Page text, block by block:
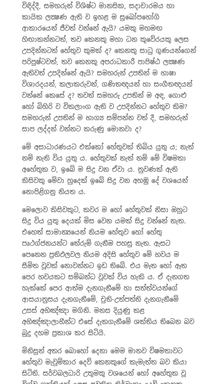
විඳිද්දී, සමහරුන් විශිෂ්ට මානසික, සදාචාරමය හා
කායික ලක්‍ෂණ ඇති ව ඉහළ ම සුඛෝපභෝගි
ආකාරයෙන් ජීවත් වන්නේ ඇයි? යමකු මහමඟ
හිඟාකන්නටත්, තව කෙනකු මහා ධන කුවේරයකු ලෙස
උපදින්නටත් හේතුව කුමක් ද? කෙනකු සාධු ගුණයන්ගෙන්
පරිපුෂ්ටවත්, තව කෙනකු අපරාධකාරී පාපිෂ්ඨ ලක්‍ෂණ
ඇතිවත් උපදින්නේ ඇයි? සමහරුන් උපතින් ම භාෂා
විශාරදයන්, කලාකරුවන්, ගණිතඥයන් හා සංගීතඥයන්
වන්නේ කෙසේ ද? තවත් සමහරු උපතින් ම අඳ, ගොළු
හෝ බිහිරි ව විකලාංග ඇති ව උපදින්නට හේතුව කිම?
සමහරුන් උපතින් ම භාග්‍ය සම්පන්න වත් දී, සමහරුන්
සාප ලද්දන් වන්නට කරුණු මොනවා ද?
මේ අසාධාරණයට එක්කෝ හේතුවක් තිබිය යුතු ය; නැත්
නම් නැති විය යුතු ය. හේතුවක් නැත් නම් මේ විෂමතා
අහේතුක ව, ඉබේ ම සිදු වන ඒවා ය. නුවණක් ඇති
කිසිවකු මේවා හුදෙක් ඉබේ සිදු වන අහඹු දේ වශයෙන්
නොපිළිගනු නියත ය.
මෙලොව කිසිවකුට, කවර ම හෝ හේතුවක් නිසා ඔහුට
සිදු විය යුතු දෙයක් මිස වෙන යමක් සිදු වන්නේ නැත.
එහෙත් සාමාන්‍යයෙන් නියම හේතුව හෝ හේතු
පෘථග්ජනයන්ට තේරුම් ගැනීම පහසු නැත. ඇසට
පෙනෙන ප්‍රතිඵලවල නියම අදිසි හේතුව මේ භවය ම
සීමිත වූවක් නොවන්නට ඉඩ තිබේ. එය මෑත හෝ ඈත
පෙර භවයකට සම්බන්ධ වූවක් විය හැකි ය. ඒ දැනගත
හැක්කේ පෙර ආත්ම දැනගැනීමේ හා සත්ත්වයන්ගේ
ආසයානුසය දැනගැනීමේ, චුති-උත්පත්ති දැනගැනීමේ
උසස් අභිඤ්ඤා මගිනි. මනස දියුණු කළ
අභිඤ්ඤාලාභීන්ට එසේ දැකගැනීමේ ශක්තිය තිබෙන බව
බුදු දහම ප්‍රකාශ කර සිටියි.
මිනිසුන් අතර බොහෝ දෙනා මෙම මානව විෂමතාවට
හේතුව මැවුම්කාර දෙව් කෙනකුගේ කැමැත්ත බව කියා
සිටිති. සර්වබලධාරි උතුමකු වශයෙන් හෝ අහේතුක වූ